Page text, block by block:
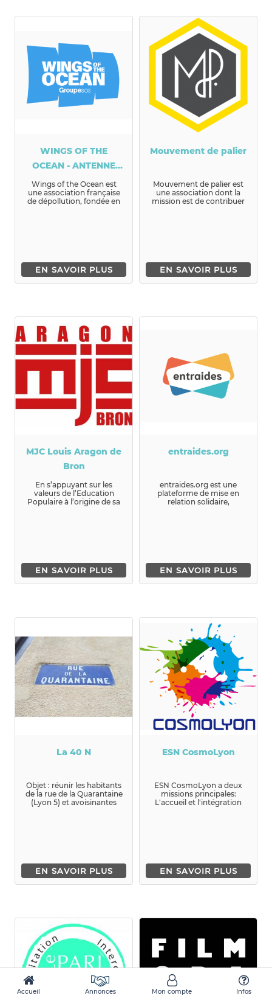
WINGS OF THE
OCEAN - ANTENNE
LOCALE LYON
Wings of the Ocean est
une association française
de dépollution, fondée en
EN SAVOIR PLUS
Mouvement de palier
Mouvement de palier est
une association dont la
mission est de contribuer
EN SAVOIR PLUS
MJC Louis Aragon de
Bron
En s’appuyant sur les
valeurs de l’Education
Populaire à l’origine de sa
EN SAVOIR PLUS
entraides.org
entraides.org est une
plateforme de mise en
relation solidaire,
EN SAVOIR PLUS
La 40 N
Objet : réunir les habitants
de la rue de la Quarantaine
(Lyon 5) et avoisinantes
EN SAVOIR PLUS
ESN CosmoLyon
ESN CosmoLyon a deux
missions principales:
L'accueil et l'intégration
EN SAVOIR PLUS
Accueil Annonces Mon compte Infos